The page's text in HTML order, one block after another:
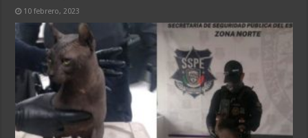
10 febrero, 2023